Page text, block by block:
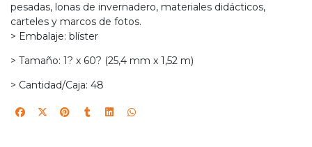
pesadas, lonas de invernadero, materiales didácticos,
carteles y marcos de fotos.
> Embalaje: blíster
> Tamaño: 1? x 60? (25,4 mm x 1,52 m)
> Cantidad/Caja: 48